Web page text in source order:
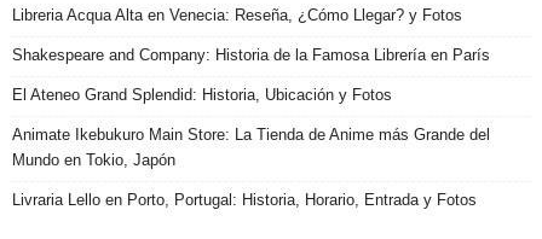
Libreria Acqua Alta en Venecia: Reseña, ¿Cómo Llegar? y Fotos
Shakespeare and Company: Historia de la Famosa Librería en París
El Ateneo Grand Splendid: Historia, Ubicación y Fotos
Animate Ikebukuro Main Store: La Tienda de Anime más Grande del
Mundo en Tokio, Japón
Livraria Lello en Porto, Portugal: Historia, Horario, Entrada y Fotos